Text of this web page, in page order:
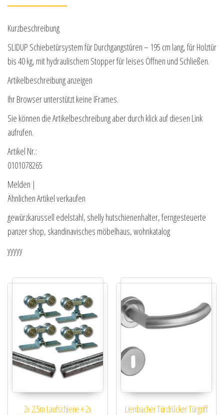
Kurzbeschreibung
SLIDUP Schiebetürsystem für Durchgangstüren – 195 cm lang, für Holztür
bis 40 kg, mit hydraulischem Stopper für leises Öffnen und Schließen.
Artikelbeschreibung anzeigen
Ihr Browser unterstützt keine IFrames.
Sie können die Artikelbeschreibung aber durch klick auf diesen Link
aufrufen.
Artikel Nr.:
0101078265
Melden |
Ähnlichen Artikel verkaufen
gewürzkarussell edelstahl, shelly hutschienenhalter, ferngesteuerte
panzer shop, skandinavisches möbelhaus, wohnkatalog
yyyyy
2x 2,5m Laufschiene + 2x Lienbacher Türdrücker Türgriff